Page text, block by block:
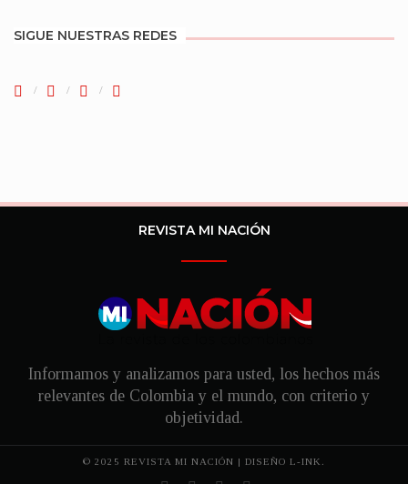
SIGUE NUESTRAS REDES
REVISTA MI NACIÓN
Informamos y analizamos para usted, los hechos más
relevantes de Colombia y el mundo, con criterio y
objetividad.
© 2025 REVISTA MI NACIÓN | DISEÑO L-INK.